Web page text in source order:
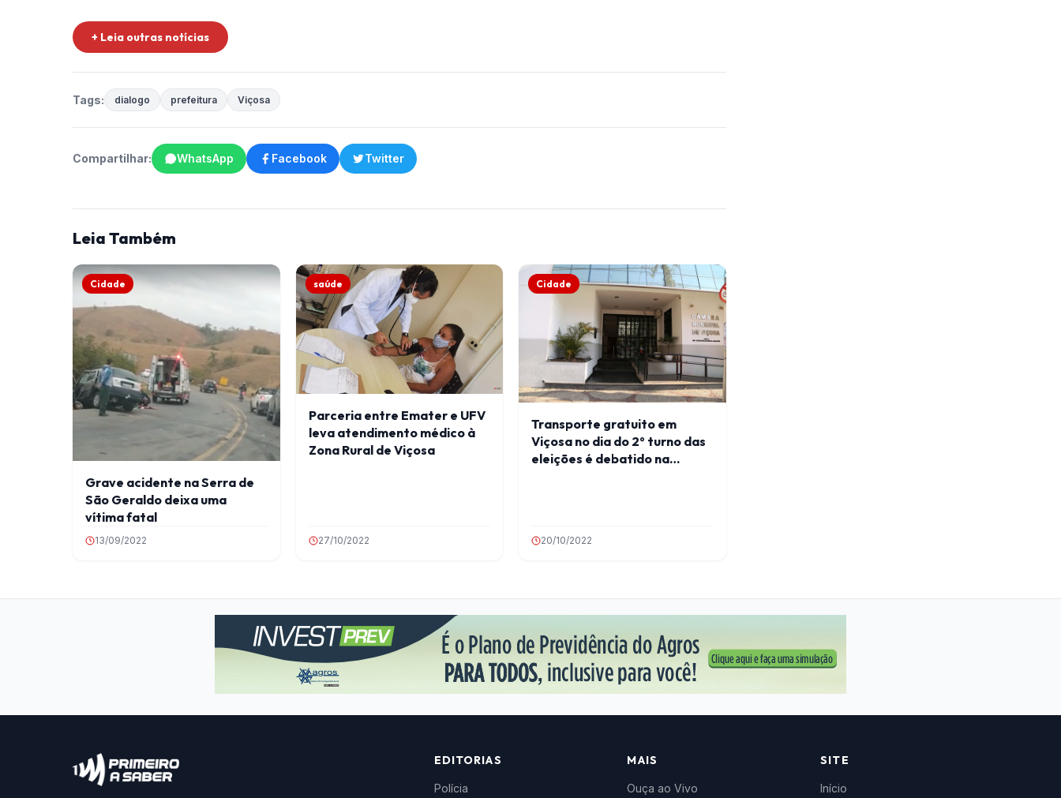
+ Leia outras notícias
Tags: dialogo prefeitura Viçosa
Compartilhar: WhatsApp Facebook Twitter
Leia Também
Cidade
Grave acidente na Serra de
São Geraldo deixa uma
vítima fatal
13/09/2022
saúde
Parceria entre Emater e UFV
leva atendimento médico à
Zona Rural de Viçosa
27/10/2022
Cidade
Transporte gratuito em
Viçosa no dia do 2º turno das
eleições é debatido na
20/10/2022
EDITORIAS
Polícia
MAIS
Ouça ao Vivo
SITE
Início